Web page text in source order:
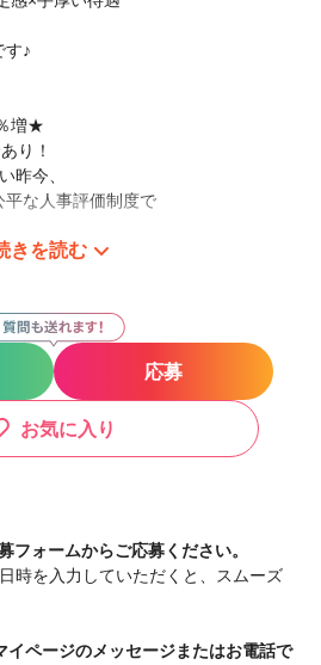
す♪
増★
り！
昨今、
な人事評価制度で
ているのに、給与が上がらない」
遇★
制度
をつくり上げていく。
きを読む
応募
お気に入り
フォームからご応募ください。
時を入力していただくと、スムーズ
イページのメッセージまたはお電話で